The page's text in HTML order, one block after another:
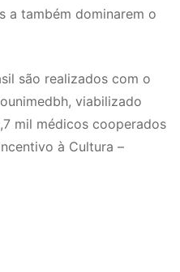
a também dominarem o
são realizados com o
viabilizado
mil médicos cooperados
à Cultura –